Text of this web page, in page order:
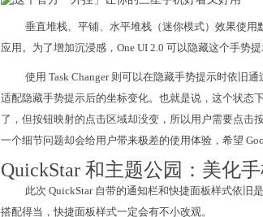
垂直堆栈、平铺、水平堆栈（迷你模式）效果使
应用。为了增加沉浸感，One UI 2.0 可以隐藏这个手势
使用 Task Changer 则可以在隐藏手势提示时依旧
适配隐藏手势提示后的坐标变化。也就是说，这个状态
了，但按钮映射的点击区域却没变，所以用户需要点击
一个细节问题却会给用户带来极差的使用体验，希望
QuickStar 和主题公园：美化
此次 QuickStar 自带的通知栏和快捷面板样式依
搭配得当，快捷面板样式一定会有不小改观。